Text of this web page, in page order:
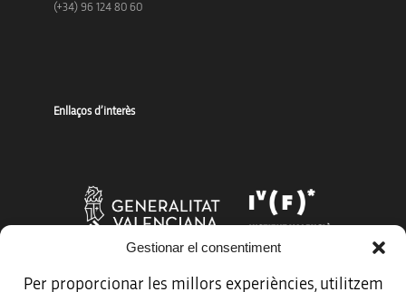
Gestionar el consentiment
Per proporcionar les millors experiències, utilitzem
(+34) 96 124 80 60
Enllaços d’interès